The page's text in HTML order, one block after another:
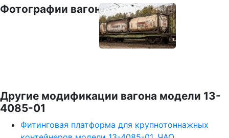
Фотографии вагона
Другие модификации вагона модели 13-
4085-01
Фитинговая платформа для крупнотоннажных